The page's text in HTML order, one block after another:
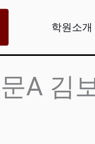
학원소개
A 김